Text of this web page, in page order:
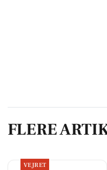
FLERE
VEJRET